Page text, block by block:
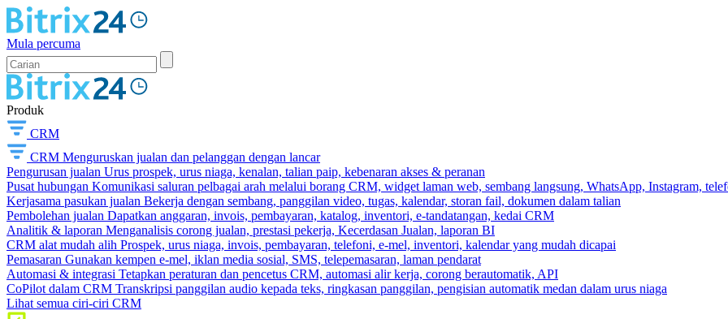
Mula percuma
Produk
CRM
CRM Menguruskan jualan dan pelanggan dengan lancar
Pengurusan jualan Urus prospek, urus niaga, kenalan, talian paip, kebenaran akses & peranan
Pusat hubungan Komunikasi saluran pelbagai arah melalui borang CRM, widget laman web, sembang langsung, WhatsApp, Instagram,
Kerjasama pasukan jualan Bekerja dengan sembang, panggilan video, tugas, kalendar, storan fail, dokumen dalam talian
Pembolehan jualan Dapatkan anggaran, invois, pembayaran, katalog, inventori, e-tandatangan, kedai CRM
Analitik & laporan Menganalisis corong jualan, prestasi pekerja, Kecerdasan Jualan, laporan BI
CRM alat mudah alih Prospek, urus niaga, invois, pembayaran, telefoni, e-mel, inventori, kalendar yang mudah dicapai
Pemasaran Gunakan kempen e-mel, iklan media sosial, SMS, telepemasaran, laman pendarat
Automasi & integrasi Tetapkan peraturan dan pencetus CRM, automasi alir kerja, corong berautomatik, API
CoPilot dalam CRM Transkripsi panggilan audio kepada teks, ringkasan panggilan, pengisian automatik medan dalam urus niaga
Lihat semua ciri-ciri CRM